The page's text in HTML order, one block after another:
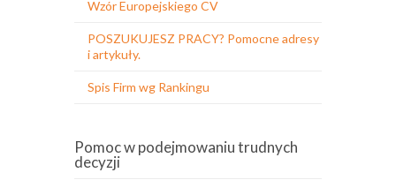
Wzór Europejskiego CV
POSZUKUJESZ PRACY? Pomocne adresy
i artykuły.
Spis Firm wg Rankingu
Pomoc w podejmowaniu trudnych
decyzji